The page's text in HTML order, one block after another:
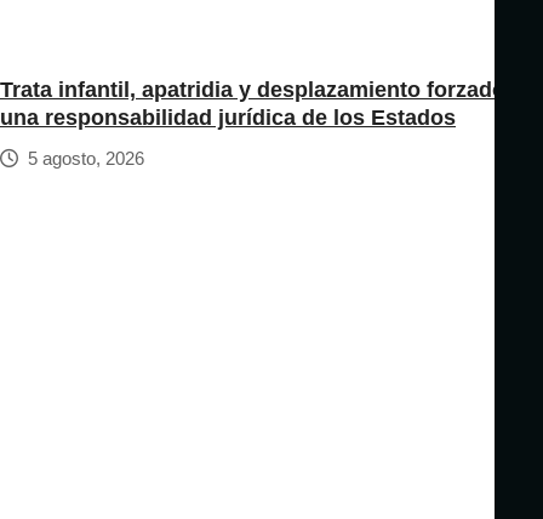
Trata infantil, apatridia y desplazamiento forzado:
una responsabilidad jurídica de los Estados
5 agosto, 2026